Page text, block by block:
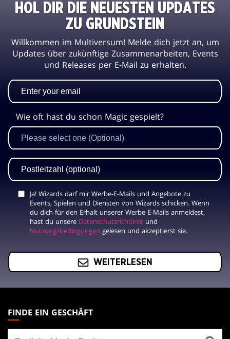
HOL DIR DIE NEUESTEN UPDATES
ZU GRUNDSTEIN
Willkommen im Multiversum! Melde dich jetzt an, um
Updates über zukünftige Zusammenarbeiten, Events
und Releases per E-Mail zu erhalten.
Wie oft hast du schon Magic gespielt?
Ja! Wizards darf mir Werbe-E-Mails und Angebote zu
Events, Spielen und Diensten von Wizards schicken. Wenn
du dich für den Erhalt unserer Werbe-E-Mails anmeldest,
hast du unsere Datenschutzrichtlinie und
Nutzungsbedingungen gelesen und akzeptierst sie.
WEITERLESEN
THE
GATHERING
FINDE EIN GESCHÄFT